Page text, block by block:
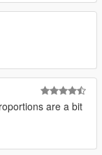
are a bit